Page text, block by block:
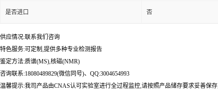
是否进口 否
供应情况:联系我们咨询
特色服务:可定制,提供多种专业检测报告
鉴定方法:质谱(MS),核磁(NMR)
咨询联系:18080489829(微信同号)、QQ:3004654993
温馨提示:我司产品由CNAS认可实验室进行全过程监控,请按照产品储存要求妥善保